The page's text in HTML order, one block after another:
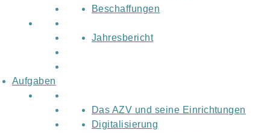
Beschaffungen
Jahresbericht
Aufgaben
Das AZV und seine Einrichtungen
Digitalisierung